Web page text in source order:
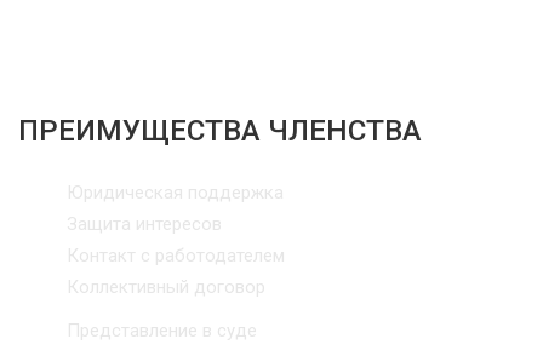
ПРЕИМУЩЕСТВА ЧЛЕНСТВА
Юридическая поддержка
Защита интересов
Контакт с работодателем
Коллективный договор
Представление в суде